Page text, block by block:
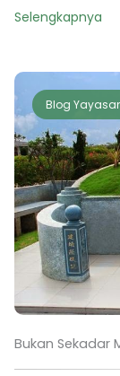
Selengkapnya
Blog
Bukan Sekadar